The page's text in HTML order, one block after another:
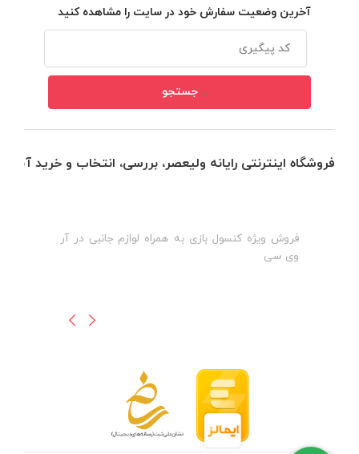
آخرین وضعیت سفارش خود در سایت را مشاهده کنید
فروشگاه اینترنتی رایانه ولیعصر، بررسی، انتخاب و خرید
فروش ویژه کنسول بازی به همراه لوازم جانبی در آر
وی سی